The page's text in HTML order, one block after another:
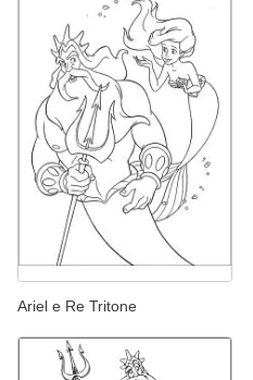
Ariel e Re Tritone